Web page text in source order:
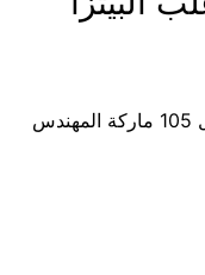
ماكينة شرنك لتغليف علب البيتزا موديل 105 ماركة المهندس